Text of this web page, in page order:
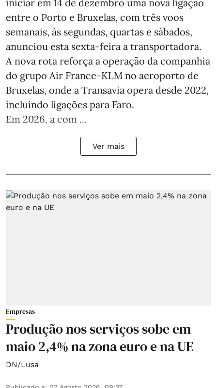
iniciar em 14 de dezembro uma nova ligação
entre o Porto e Bruxelas, com três voos
semanais, às segundas, quartas e sábados,
anunciou esta sexta-feira a transportadora.
A nova rota reforça a operação da companhia
do grupo Air France-KLM no aeroporto de
Bruxelas, onde a Transavia opera desde 2022,
incluindo ligações para Faro.
Em 2026, a com ...
Ver mais
Empresas
Produção nos serviços sobe em
maio 2,4% na zona euro e na UE
DN/Lusa